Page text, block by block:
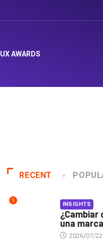
AWARDS
RECENT
1 INSIGHTS
¿Cambiar
una
2026/07/22